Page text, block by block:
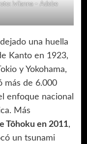
ivlianna – Adobe
una huella
Kanto en 1923,
y Yokohama,
más de 6.000
enfoque nacional
Más
Tōhoku en 2011,
un tsunami